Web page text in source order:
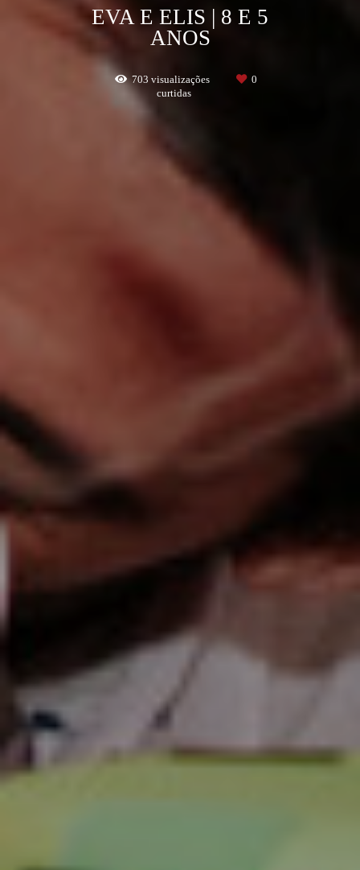
EVA E ELIS | 8 E 5
ANOS
703 visualizações
0
curtidas